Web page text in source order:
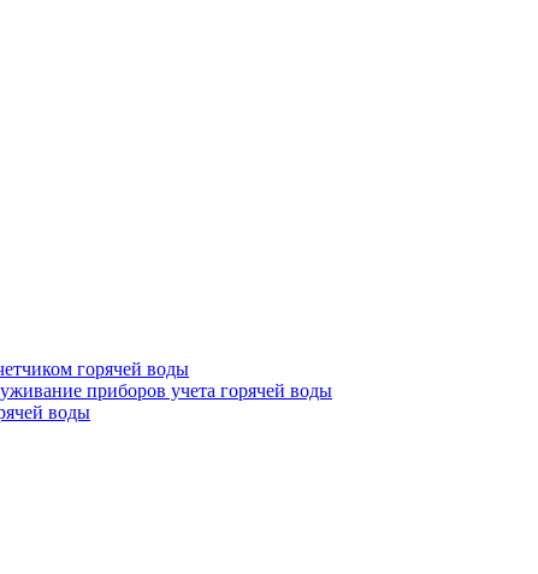
горячей воды
приборов учета горячей воды
воды